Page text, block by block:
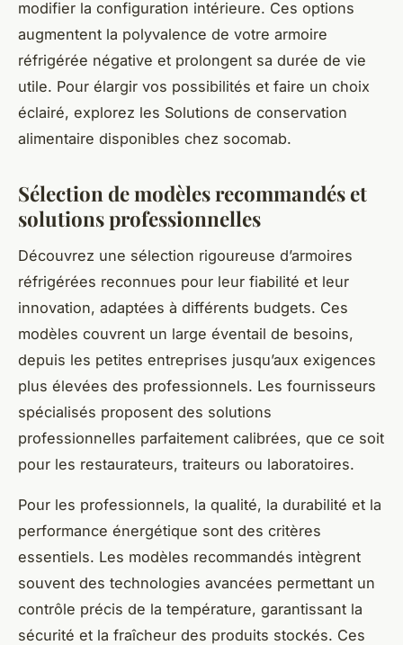
modifier la configuration intérieure. Ces options
augmentent la polyvalence de votre armoire
réfrigérée négative et prolongent sa durée de vie
utile. Pour élargir vos possibilités et faire un choix
éclairé, explorez les Solutions de conservation
alimentaire disponibles chez socomab.
Sélection de modèles recommandés et
solutions professionnelles
Découvrez une sélection rigoureuse d’armoires
réfrigérées reconnues pour leur fiabilité et leur
innovation, adaptées à différents budgets. Ces
modèles couvrent un large éventail de besoins,
depuis les petites entreprises jusqu’aux exigences
plus élevées des professionnels. Les fournisseurs
spécialisés proposent des solutions
professionnelles parfaitement calibrées, que ce soit
pour les restaurateurs, traiteurs ou laboratoires.
Pour les professionnels, la qualité, la durabilité et la
performance énergétique sont des critères
essentiels. Les modèles recommandés intègrent
souvent des technologies avancées permettant un
contrôle précis de la température, garantissant la
sécurité et la fraîcheur des produits stockés. Ces